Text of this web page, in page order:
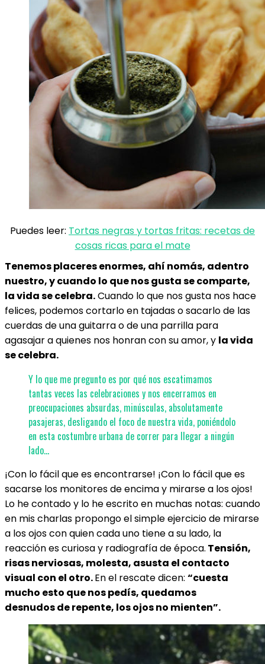
Puedes leer: Tortas negras y tortas fritas: recetas de
cosas ricas para el mate
Tenemos placeres enormes, ahí nomás, adentro
nuestro, y cuando lo que nos gusta se comparte,
la vida se celebra.Cuando lo que nos gusta nos hace
felices, podemos cortarlo en tajadas o sacarlo de las
cuerdas de una guitarra o de una parrilla para
agasajar a quienes nos honran con su amor, y la vida
se celebra.
Y lo que me pregunto es por qué nos escatimamos
tantas veces las celebraciones y nos encerramos en
preocupaciones absurdas, minúsculas, absolutamente
pasajeras, desligando el foco de nuestra vida, poniéndolo
en esta costumbre urbana de correr para llegar a ningún
lado…
¡Con lo fácil que es encontrarse! ¡Con lo fácil que es
sacarse los monitores de encima y mirarse a los ojos!
Lo he contado y lo he escrito en muchas notas: cuando
en mis charlas propongo el simple ejercicio de mirarse
a los ojos con quien cada uno tiene a su lado, la
reacción es curiosa y radiografía de época. Tensión,
risas nerviosas, molesta, asusta el contacto
visual con el otro.En el rescate dicen: “cuesta
mucho esto que nos pedís, quedamos
desnudos de repente, los ojos no mienten”.